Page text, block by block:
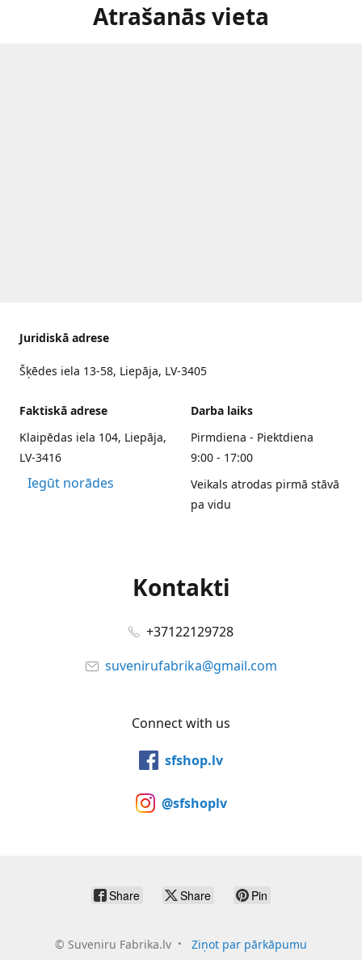
Atrašanās vieta
Juridiskā adrese
Šķēdes iela 13-58, Liepāja, LV-3405
Faktiskā adrese
Klaipēdas iela 104, Liepāja,
LV-3416
Iegūt norādes
Darba laiks
Pirmdiena - Piektdiena
9:00 - 17:00
Veikals atrodas pirmā stāvā
pa vidu
Kontakti
+37122129728
suvenirufabrika@gmail.com
Connect with us
sfshop.lv
@sfshoplv
Share Share Pin
© Suveniru Fabrika.lv Ziņot par pārkāpumu